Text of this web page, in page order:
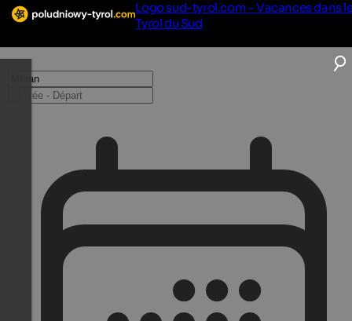
Logo sud-tyrol.com - Vacances dans
Tyrol du Sud